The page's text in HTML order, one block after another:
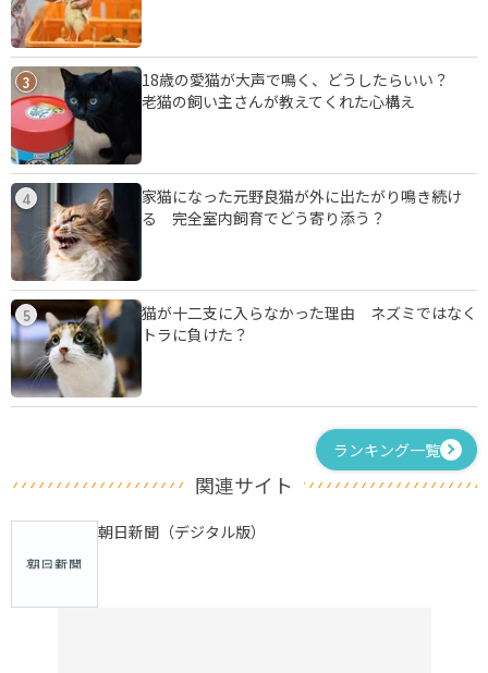
3
18歳の愛猫が大声で鳴く、どうしたらいい？
老猫の飼い主さんが教えてくれた心構え
4
家猫になった元野良猫が外に出たがり鳴き続け
る 完全室内飼育でどう寄り添う？
5
猫が十二支に入らなかった理由 ネズミではなく
トラに負けた？
ランキング一覧
関連サイト
朝日新聞（デジタル版）